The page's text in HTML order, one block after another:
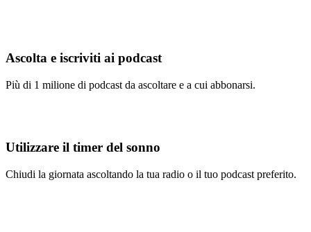
Ascolta e iscriviti ai podcast
Più di 1 milione di podcast da ascoltare e a cui abbonarsi.
Utilizzare il timer del sonno
Chiudi la giornata ascoltando la tua radio o il tuo podcast preferito.